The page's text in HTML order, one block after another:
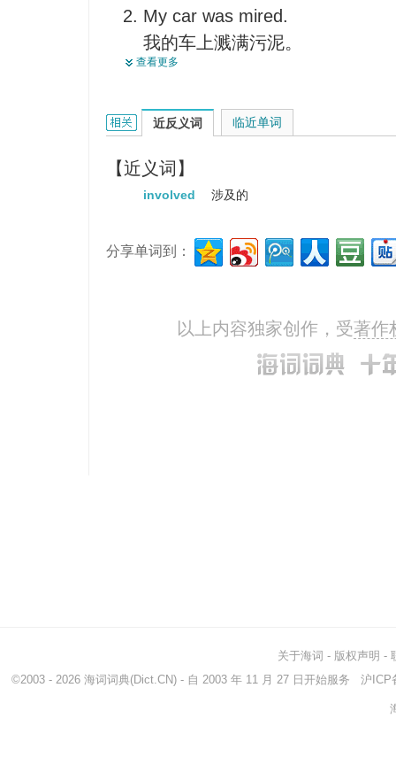
My car was mired.
我的车上溅满污泥。
The most brilliant person may
即使是最聪明的人也会陷入琐
查看更多
Mired的相关资料：
近反义词
【近义词】
involved 涉及的
临近单词
分享单词到：
以上内容独家创作，受著作
关于海词 - 版权声明 -
©2003 - 2026 海词词典(Dict.CN) - 自 2003 年 11 月 27 日开始服务 沪ICP